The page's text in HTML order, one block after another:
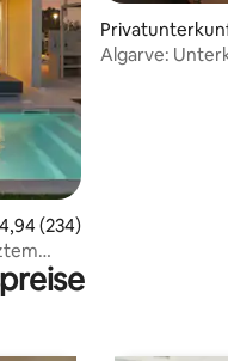
Bewertungen
4,94 (234)
Algarve: